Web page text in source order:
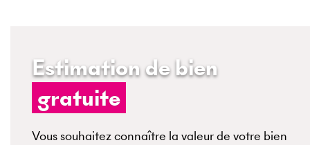
Estimation de bien
gratuite
Vous souhaitez connaître la valeur de votre bien